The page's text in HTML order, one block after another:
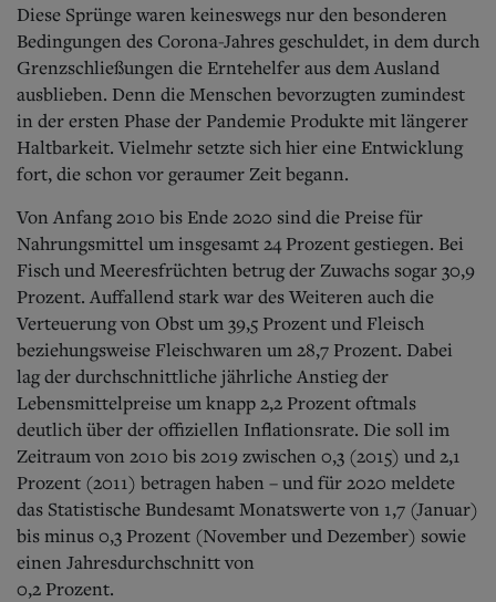
Diese Sprünge waren keineswegs nur den besonderen
Bedingungen des Corona-Jahres geschuldet, in dem durch
Grenzschließungen die Erntehelfer aus dem Ausland
ausblieben. Denn die Menschen bevorzugten zumindest
in der ersten Phase der Pandemie Produkte mit längerer
Haltbarkeit. Vielmehr setzte sich hier eine Entwicklung
fort, die schon vor geraumer Zeit begann.
Von Anfang 2010 bis Ende 2020 sind die Preise für
Nahrungsmittel um insgesamt 24 Prozent gestiegen. Bei
Fisch und Meeresfrüchten betrug der Zuwachs sogar 30,9
Prozent. Auffallend stark war des Weiteren auch die
Verteuerung von Obst um 39,5 Prozent und Fleisch
beziehungsweise Fleischwaren um 28,7 Prozent. Dabei
lag der durchschnittliche jährliche Anstieg der
Lebensmittelpreise um knapp 2,2 Prozent oftmals
deutlich über der offiziellen Inflationsrate. Die soll im
Zeitraum von 2010 bis 2019 zwischen 0,3 (2015) und 2,1
Prozent (2011) betragen haben – und für 2020 meldete
das Statistische Bundesamt Monatswerte von 1,7 (Januar)
bis minus 0,3 Prozent (November und Dezember) sowie
einen Jahresdurchschnitt von
0,2 Prozent.